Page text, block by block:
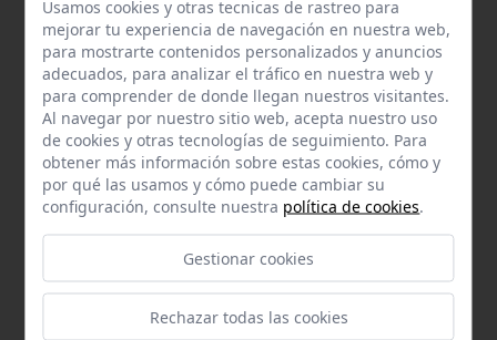
Fiprex 150 mg para Perros Medianos es una solución confiable
y práctica para proteger a tu perro contra pulgas y
garrapatas, manteniéndolo saludable y cómodo.
Características
Marca:
Chemical
Especies:
Perros
Caja 12 pipetas spot on
Usamos cookies y otras tecnicas de rastreo para
mejorar tu experiencia de navegación en nuestra web,
para mostrarte contenidos personalizados y anuncios
adecuados, para analizar el tráfico en nuestra web y
para comprender de donde llegan nuestros visitantes.
Al navegar por nuestro sitio web, acepta nuestro uso
de cookies y otras tecnologías de seguimiento. Para
obtener más información sobre estas cookies, cómo y
por qué las usamos y cómo puede cambiar su
configuración, consulte nuestra política de cookies.
Gestionar cookies
Rechazar todas las cookies